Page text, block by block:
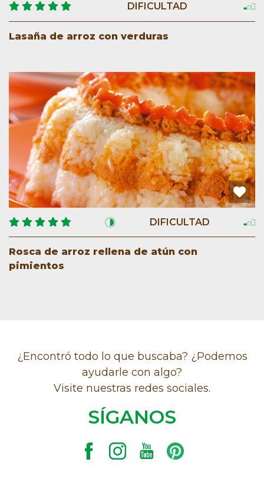
DIFICULTAD
Lasaña de arroz con verduras
DIFICULTAD
Rosca de arroz rellena de atún con
pimientos
¿Encontró todo lo que buscaba? ¿Podemos
ayudarle con algo?
Visite nuestras redes sociales.
SÍGANOS